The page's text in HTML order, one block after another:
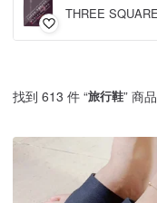
找到 613 件 “旅行鞋” 商品